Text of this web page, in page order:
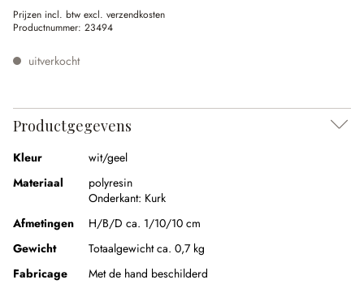
Prijzen incl. btw excl. verzendkosten
Productnummer: 23494
uitverkocht
Productgegevens
Kleur
wit/geel
Materiaal
polyresin
Onderkant: Kurk
Afmetingen
H/B/D ca. 1/10/10 cm
Gewicht
Totaalgewicht ca. 0,7 kg
Fabricage
Met de hand beschilderd